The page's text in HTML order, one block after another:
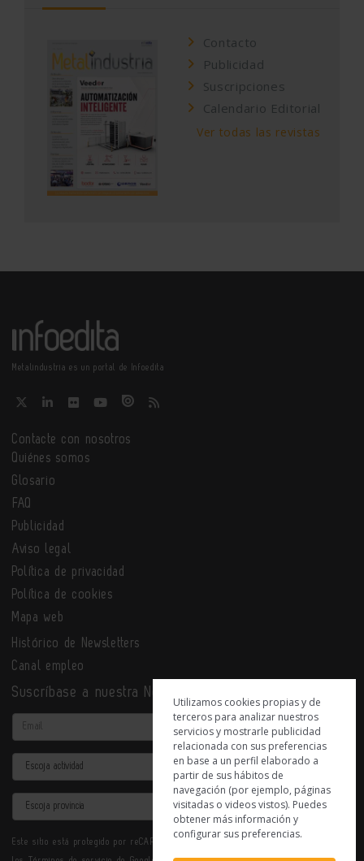
Contacto
Publicidad
Suscripciones
Calendario Editorial
Ver todas las revistas
Metalindustria es un portal de Infoedita
Contacte con nosotros
Quiénes somos
Glosario
FAQ
Publicidad
Aviso legal
Política de privacidad
Política de cookies
Mapa web
Histórico de Newsletters
Canal empleo
Suscríbase a nuestra Newsletter
Email
Actividad
Provincia
Este sitio está protegido por reCAPTCHA y se aplican la
Utilizamos cookies propias y de
terceros para analizar nuestros
servicios y mostrarle publicidad
relacionada con sus preferencias
en base a un perfil elaborado a
partir de sus hábitos de
navegación (por ejemplo, páginas
visitadas o videos vistos). Puedes
obtener más información y
configurar sus preferencias.